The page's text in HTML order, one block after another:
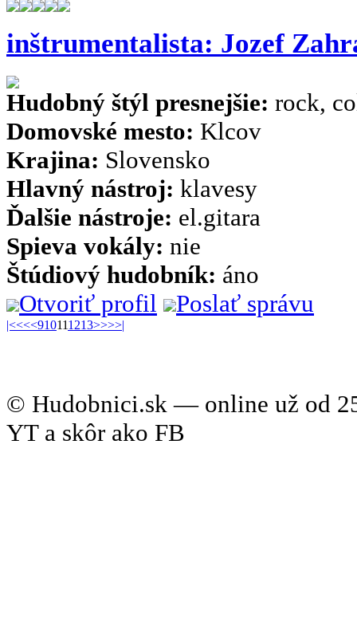
inštrumentalista: Jozef
Hudobný štýl presnejšie: rock,
Domovské mesto: Klcov
Krajina: Slovensko
Hlavný nástroj: klavesy
Ďalšie nástroje: el.gitara
Spieva vokály: nie
Štúdiový hudobník: áno
Otvoriť profil
Poslať správu
|<<<<910111213>>>>|
© Hudobnici.sk — online už od
YT a skôr ako FB